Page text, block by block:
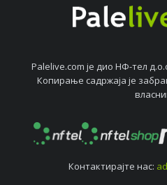
Palelive.com јe дио НФ-тeл
Копирањe садржаја јe
Контактирајтe нас: